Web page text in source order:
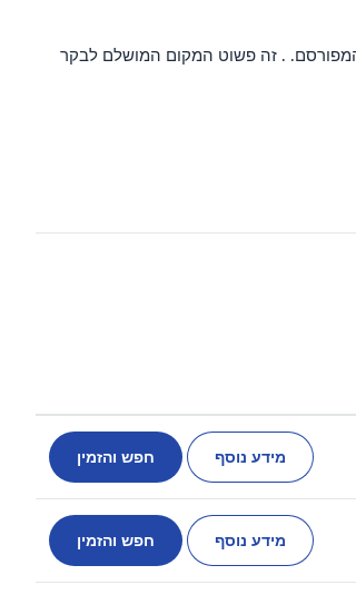
המפורסם. . זה פשוט המקום המושלם לבקר
מידע נוסף חפש והזמין
מידע נוסף חפש והזמין